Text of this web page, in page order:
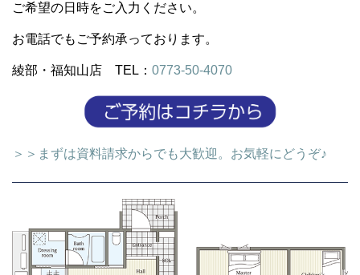
ご希望の日時をご入力ください。
お電話でもご予約承っております。
綾部・福知山店 TEL： 0773-50-4070
＞＞まずは資料請求からでも大歓迎。お気軽にどうぞ♪